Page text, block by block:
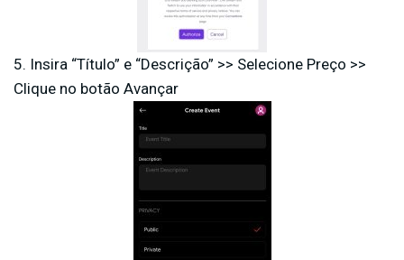
5. Insira “Título” e “Descrição” >> Selecione Preço >>
Clique no botão Avançar